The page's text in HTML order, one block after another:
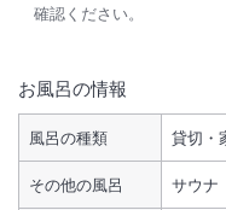
確認ください。
お風呂の情報
風呂の種類 貸切・
その他の風呂 サウナ